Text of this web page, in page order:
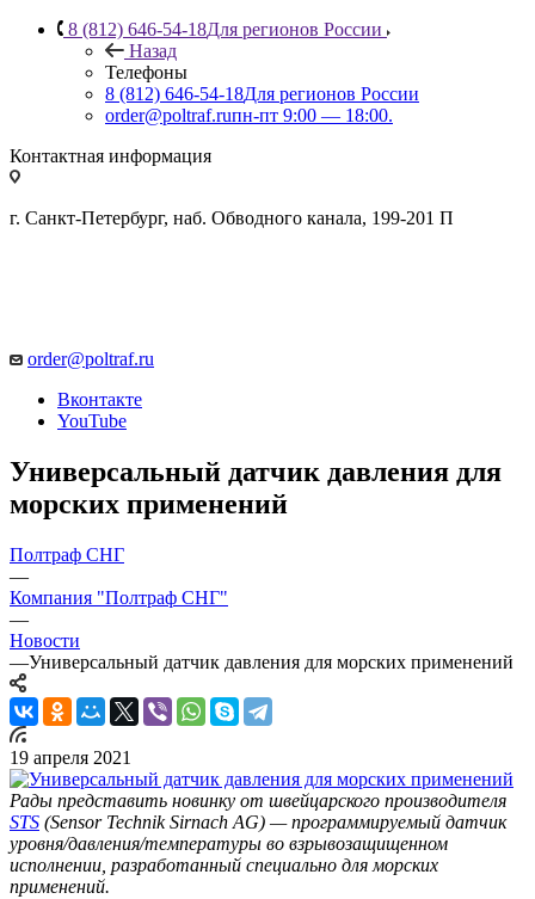
8 (812) 646-54-18Для регионов России
Назад
Телефоны
8 (812) 646-54-18Для регионов России
order@poltraf.ruпн-пт 9:00 — 18:00.
Контактная информация
г. Санкт-Петербург, наб. Обводного канала, 199-201 П
order@poltraf.ru
Вконтакте
YouTube
Универсальный датчик давления для
морских применений
Полтраф СНГ
—
Компания "Полтраф СНГ"
—
Новости
—Универсальный датчик давления для морских применений
19 апреля 2021
Рады представить новинку от швейцарского производителя
STS (Sensor Technik Sirnach AG) — программируемый датчик
уровня/давления/температуры во взрывозащищенном
исполнении, разработанный специально для морских
применений.